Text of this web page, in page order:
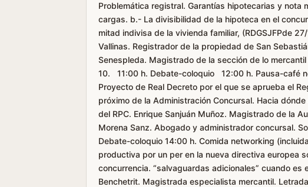
Problemática registral. Garantías hipotecarias y
cargas. b.- La divisibilidad de la hipoteca en el
mitad indivisa de la vivienda familiar, (RDGSJFPde
Vallinas. Registrador de la propiedad de San
Senespleda. Magistrado de la sección de lo
10. 11:00 h. Debate-coloquio 12:00 h. Pausa-café
Proyecto de Real Decreto por el que se aprueba el
próximo de la Administración Concursal. Hacia
del RPC. Enrique Sanjuán Muñoz. Magistrado de la
Morena Sanz. Abogado y administrador concursal.
Debate-coloquio 14:00 h. Comida networking
productiva por un per en la nueva directiva europea
concurrencia. “salvaguardas adicionales” cuando
Benchetrit. Magistrada especialista mercantil.